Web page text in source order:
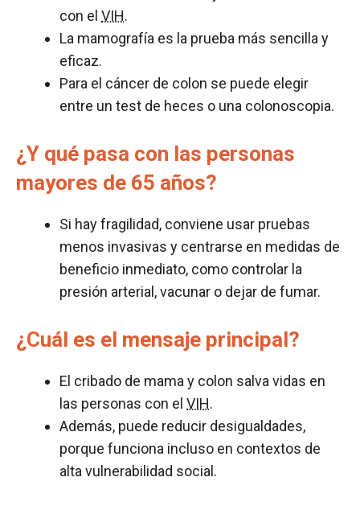
con el VIH.
La mamografía es la prueba más sencilla y
eficaz.
Para el cáncer de colon se puede elegir
entre un test de heces o una colonoscopia.
¿Y qué pasa con las personas
mayores de 65 años?
Si hay fragilidad, conviene usar pruebas
menos invasivas y centrarse en medidas de
beneficio inmediato, como controlar la
presión arterial, vacunar o dejar de fumar.
¿Cuál es el mensaje principal?
El cribado de mama y colon salva vidas en
las personas con el VIH.
Además, puede reducir desigualdades,
porque funciona incluso en contextos de
alta vulnerabilidad social.